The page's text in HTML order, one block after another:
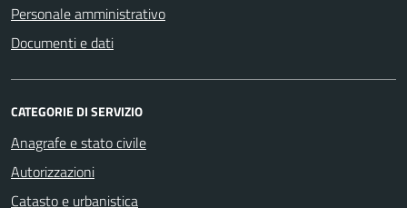
Personale amministrativo
Documenti e dati
CATEGORIE DI SERVIZIO
Anagrafe e stato civile
Autorizzazioni
Catasto e urbanistica